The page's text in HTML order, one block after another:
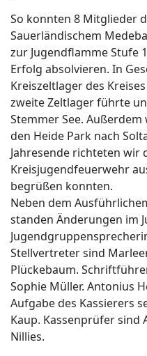
So konnten 8 Mitglieder
Sauerländischem
zur Jugendflamme Stufe
Erfolg absolvieren. In
Kreiszeltlager des
zweite Zeltlager führte
Stemmer See.
den Heide Park nach
Jahresende richteten
Kreisjugendfeuerwehr
begrüßen konnten.
Neben dem
standen Änderungen im
Stellvertreter sind
Plückebaum.
Sophie Müller. Antonius
Aufgabe des Kassierers
Kaup. Kassenprüfer sind
Nillies.